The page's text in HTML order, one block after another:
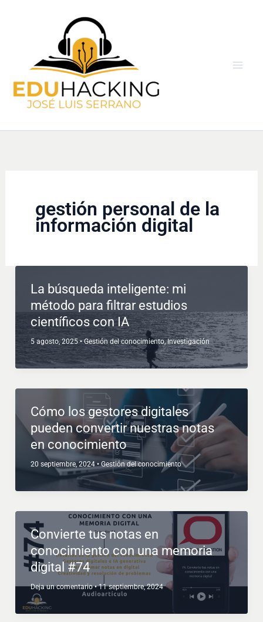
gestión personal de la
información digital
La búsqueda inteligente: mi
método para filtrar estudios
científicos con IA
5 agosto, 2025•Gestión del conocimiento,Investigación
Cómo los gestores digitales
pueden convertir nuestras notas
en conocimiento
20 septiembre, 2024 • Gestión del conocimiento
Convierte tus notas en
conocimiento con una memoria
digital #74
Deja un comentario •11 septiembre, 2024